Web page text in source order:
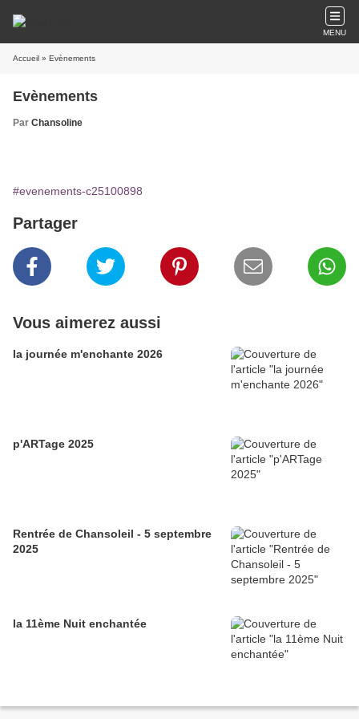
MENU
Accueil » Evènements
Evènements
Par Chansoline
#evenements-c25100898
Partager
Vous aimerez aussi
la journée m'enchante 2026
p'ARTage 2025
Rentrée de Chansoleil - 5 septembre
2025
la 11ème Nuit enchantée